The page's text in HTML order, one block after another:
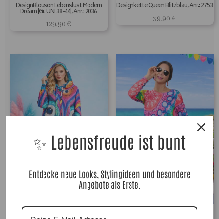
DesignBlouson Lebenslust Modern
Dream |Gr. UNI 38-44|, Anr.: 2036
129,90 €
Designkette Queen Blitzblau, Anr.: 2753
39,90 €
DesignKleid Modern Dream |Gr. UNI 40-
48|, Anr.: 2043
✨ Lebensfreude ist bunt
Entdecke neue Looks, Stylingideen und besondere
Angebote als Erste.